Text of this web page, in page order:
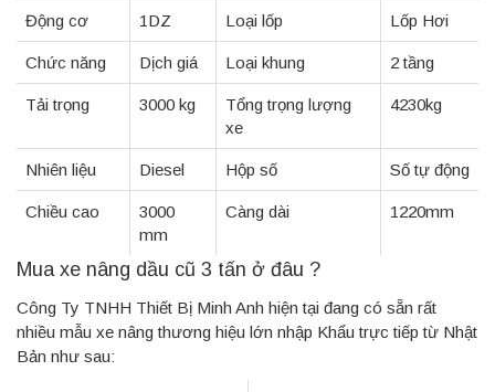
Động cơ 1DZ Loại lốp Lốp Hơi
Chức năng Dịch giá Loại khung 2 tầng
Tải trọng 3000 kg
Tổng trọng lượng
xe
4230kg
Nhiên liệu Diesel Hộp số Số tự động
Chiều cao
3000
mm
Càng dài 1220mm
Mua xe nâng dầu cũ 3 tấn ở đâu ?
Công Ty TNHH Thiết Bị Minh Anh hiện tại đang có sẵn rất
nhiều mẫu xe nâng thương hiệu lớn nhập Khẩu trực tiếp từ Nhật
Bản như sau: